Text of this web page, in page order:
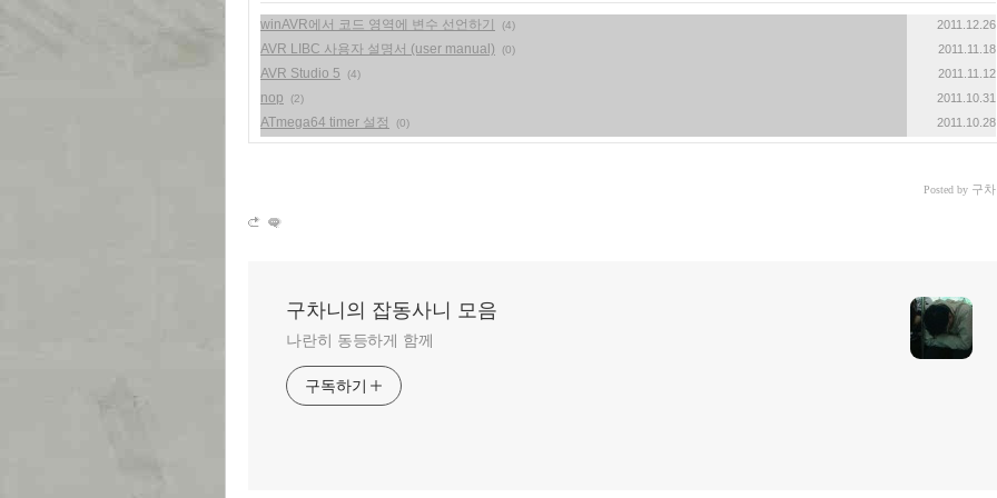
winAVR에서 코드 영역에 변수 선언하기 (4) 2011.12.26
AVR LIBC 사용자 설명서 (user manual) (0) 2011.11.18
AVR Studio 5 (4) 2011.11.12
nop (2) 2011.10.31
ATmega64 timer 설정 (0) 2011.10.28
Posted by 구
구차니의 잡동사니 모음
나란히 동등하게 함께
구독하기